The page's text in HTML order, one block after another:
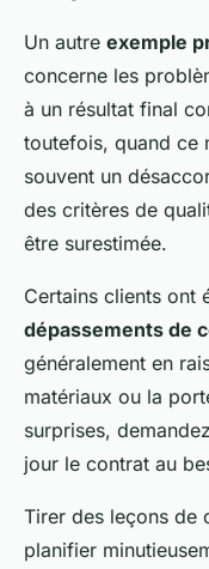
Un autre exemple
concerne les
à un résultat final
toutefois, quand ce
souvent un
des critères de
être surestimée.
Certains clients ont
dépassements de
généralement en
matériaux ou la
surprises,
jour le contrat au
Tirer des leçons de
planifier